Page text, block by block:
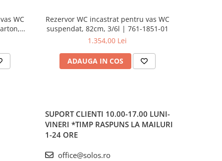
WC
Rezervor WC incastrat pentru vas WC
suspendat, 82cm, 3/6l | 761-1851-01
1.354,00 Lei
ADAUGA IN COS
SUPORT CLIENTI 10.00-17.00 LUNI-
VINERI *TIMP RASPUNS LA MAILURI
1-24 ORE
office@solos.ro